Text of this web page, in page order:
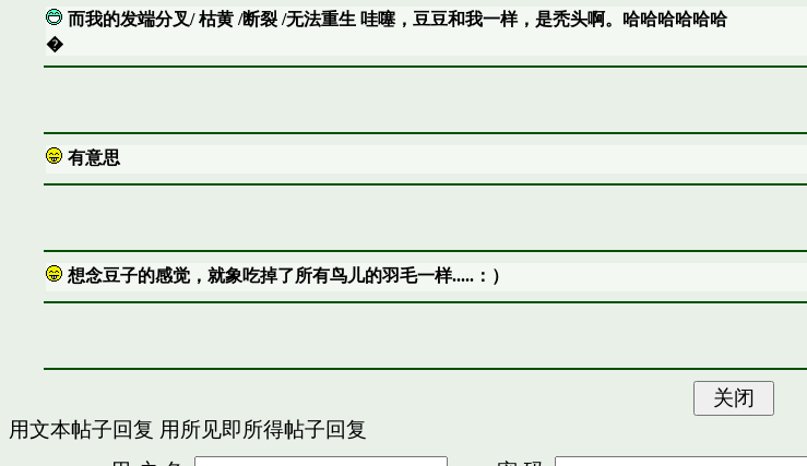
而我的发端分叉/ 枯黄 /断裂 /无法重生 哇噻，豆豆和我一样，是秃头啊。哈哈哈哈哈哈
�
有意思
想念豆子的感觉，就象吃掉了所有鸟儿的羽毛一样.....：）
用文本帖子回复 用所见即所得帖子回复